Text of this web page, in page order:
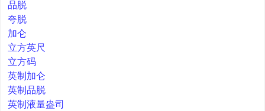
品脱
夸脱
加仑
立方英尺
立方码
英制加仑
英制品脱
英制液量盎司